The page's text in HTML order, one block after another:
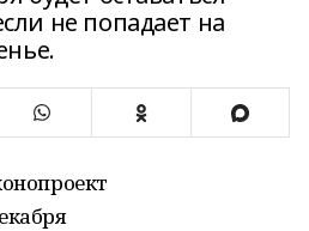
не попадает на